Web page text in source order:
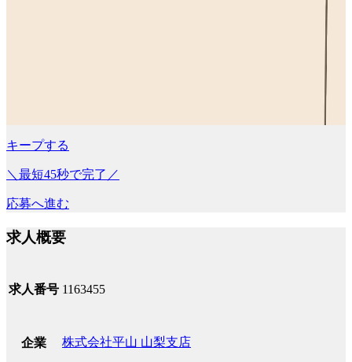
キープする
＼最短45秒で完了／
応募へ進む
求人概要
求人番号 1163455
企業 株式会社平山 山梨支店